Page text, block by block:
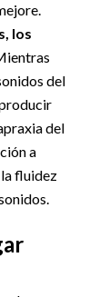
los
del
del
a
fluidez